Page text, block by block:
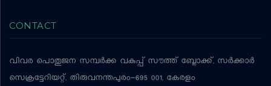
CONTACT
വിവര പൊതുജന സമ്പര്‍ക്ക വകുപ്പ് സൗത്ത് ബ്ലോക്ക്, സര്‍ക്കാര്‍
സെക്രട്ടേറിയറ്റ്, തിരുവനന്തപുരം-695 001, കേരളം